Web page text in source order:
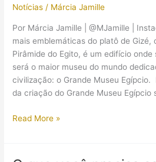
lar
de
mais
de
um
século
Notícias / Márcia Jamille
Por Márcia Jamille | @MJamille |
mais emblemáticas do platô de Gizé,
Pirâmide do Egito, é um edifício
será o maior museu do mundo
civilização: o Grande Museu Egípcio.
da criação do Grande Museu Egípcio
Egito
Read More »